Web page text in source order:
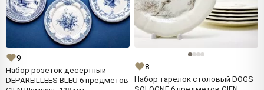
9
Набор розеток десертный
DEPAREILLEES BLEU 6 предметов
8
Набор тарелок столовый DOGS